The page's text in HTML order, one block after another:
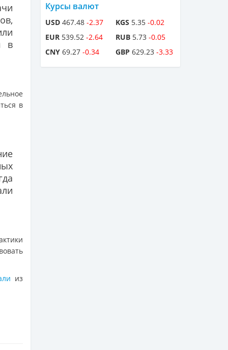
в
в
из
Курсы валют
USD 467.48 -2.37
EUR 539.52 -2.64
CNY 69.27 -0.34
KGS 5.35 -0.02
RUB 5.73 -0.05
GBP 629.23 -3.33